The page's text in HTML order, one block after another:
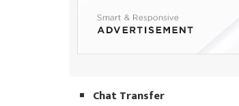
Chat Transfer